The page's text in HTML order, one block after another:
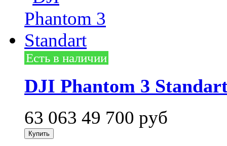
Есть в наличии
DJI Phantom 3
63 063 49 700 руб